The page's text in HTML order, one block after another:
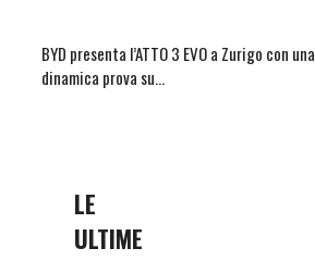
BYD presenta l’ATTO 3 EVO a Zurigo con una
dinamica prova su…
LE
ULTIME